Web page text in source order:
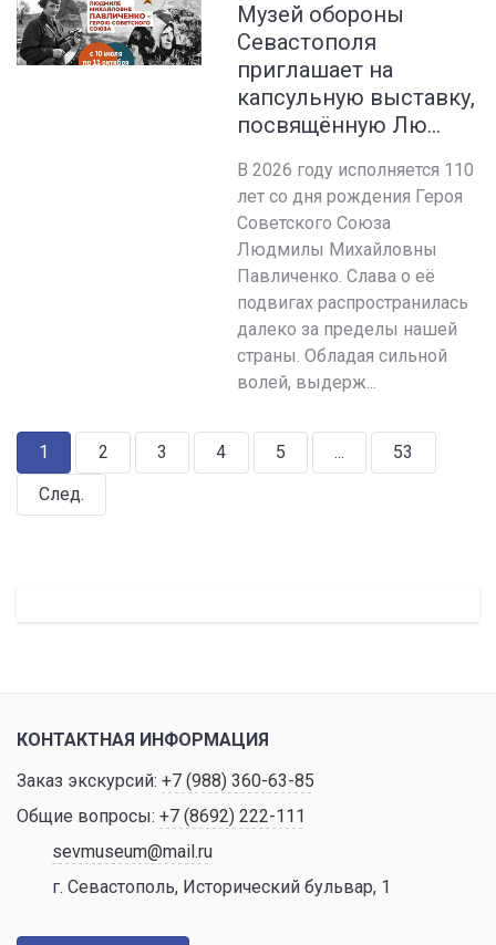
Музей обороны
Севастополя
приглашает на
капсульную выставку,
посвящённую Лю...
В 2026 году исполняется 110
лет со дня рождения Героя
Советского Союза
Людмилы Михайловны
Павличенко. Слава о её
подвигах распространилась
далеко за пределы нашей
страны. Обладая сильной
волей, выдерж...
1 2 3 4 5 ...
53
След.
КОНТАКТНАЯ ИНФОРМАЦИЯ
Заказ экскурсий: +7 (988) 360-63-85
Общие вопросы: +7 (8692) 222-111
sevmuseum@mail.ru
г. Севастополь, Исторический бульвар, 1